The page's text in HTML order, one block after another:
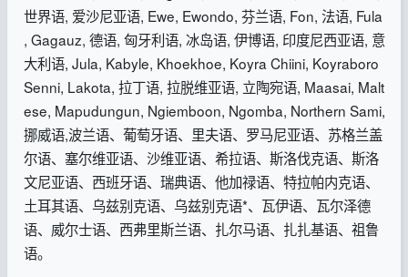
世界语, 爱沙尼亚语, Ewe, Ewondo, 芬兰语, Fon, 法语, Fula
, Gagauz, 德语, 匈牙利语, 冰岛语, 伊博语, 印度尼西亚语, 意
大利语, Jula, Kabyle, Khoekhoe, Koyra Chiini, Koyraboro
Senni, Lakota, 拉丁语, 拉脱维亚语, 立陶宛语, Maasai, Malt
ese, Mapudungun, Ngiemboon, Ngomba, Northern Sami,
挪威语,波兰语、葡萄牙语、里夫语、罗马尼亚语、苏格兰盖
尔语、塞尔维亚语、沙维亚语、希拉语、斯洛伐克语、斯洛
文尼亚语、西班牙语、瑞典语、他加禄语、特拉帕内克语、
土耳其语、乌兹别克语、乌兹别克语*、瓦伊语、瓦尔泽德
语、威尔士语、西弗里斯兰语、扎尔马语、扎扎基语、祖鲁
语。